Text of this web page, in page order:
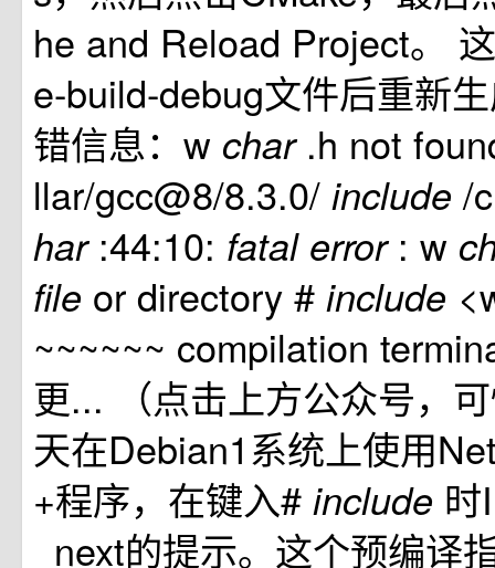
he and Reload Project。
e-build-debug文件后重新
错信息：w char .h not
llar/gcc@8/8.3.0/ include/
har :44:10: fatal error : w
file or directory # include
~~~~~~ compilation
更... （点击上方公众号，
天在Debian1系统上使用
+程序，在键入# include
_next的提示。这个预编译